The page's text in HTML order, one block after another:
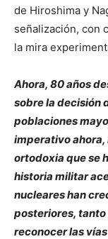
de Hiroshima y
señalización, con
la mira
Ahora, 80 años
sobre la decisión
poblaciones
imperativo ahora,
ortodoxia que se
historia militar
nucleares han
posteriores, tanto
reconocer las